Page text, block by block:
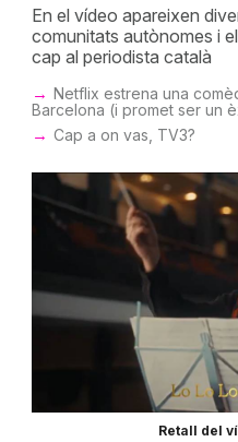
En el vídeo apareixen
comunitats autònomes i
cap al periodista català
Netflix estrena una
Barcelona (i promet ser un
Cap a on vas, TV3?
Retall del